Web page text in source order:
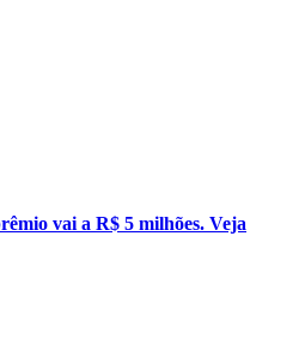
vai a R$ 5 milhões. Veja